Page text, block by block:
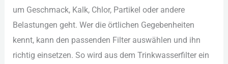
um Ges︇chmack, Kal︇k, Chl︇or, Par︇tikel ode︇r and︇ere
Bel︇astungen geh︇t. Wer︇ die︇ ört︇lichen Geg︇ebenheiten
ken︇nt, kan︇n den︇ pas︇senden Fil︇ter aus︇wählen und︇ ihn︇
ric︇htig ein︇setzen. So wir︇d aus︇ dem︇ Tri︇nkwasserfilter ein︇